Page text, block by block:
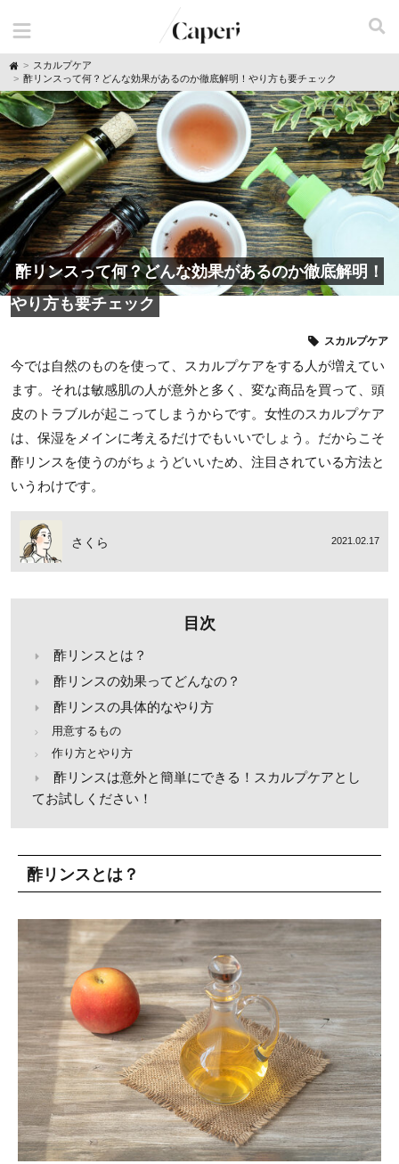
H
o
m
e
スカルプケア
酢リンスって何？どんな効果があるのか徹底解明！やり方も要チェック
酢リンスって何？どんな効果があるのか徹底解明！
やり方も要チェック
スカルプケア
今では自然のものを使って、スカルプケアをする人が増えてい
ます。それは敏感肌の人が意外と多く、変な商品を買って、頭
皮のトラブルが起こってしまうからです。女性のスカルプケア
は、保湿をメインに考えるだけでもいいでしょう。だからこそ
酢リンスを使うのがちょうどいいため、注目されている方法と
いうわけです。
さくら 2021.02.17
目次
酢リンスとは？
酢リンスの効果ってどんなの？
酢リンスの具体的なやり方
用意するもの
作り方とやり方
酢リンスは意外と簡単にできる！スカルプケアとし
てお試しください！
酢リンスとは？